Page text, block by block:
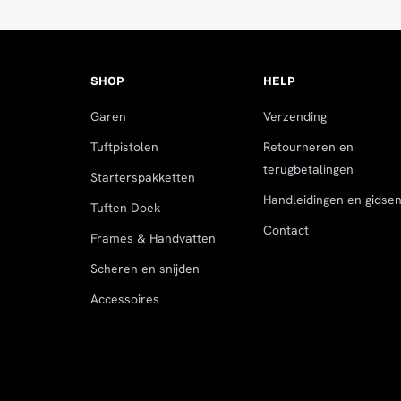
Fri Feb 11 2022 03:06:35 GMT+0000
Tiago Martins
Rating: 5/5
its a very nice tool
Wed Dec 22 2021 21:43:31 GMT+0000
SHOP
Garen
Tuftpistolen
Starterspakketten
Tuften Doek
Frames & Handvatten
Scheren en snijden
Accessoires
HELP
Verzending
Retourneren en
terugbetalingen
Handleidingen en gidsen
Contact